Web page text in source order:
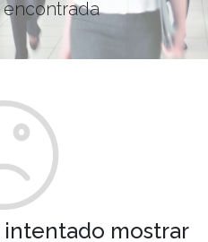
encontrada
intentado mostrar